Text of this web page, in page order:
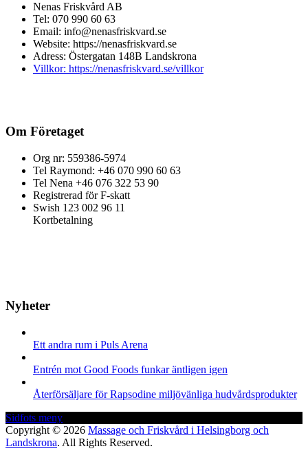
Nenas Friskvård AB
Tel: 070 990 60 63
Email: info@nenasfriskvard.se
Website: https://nenasfriskvard.se
Adress: Östergatan 148B Landskrona
Villkor: https://nenasfriskvard.se/villkor
Om Företaget
Org nr: 559386-5974
Tel Raymond: +46 070 990 60 63
Tel Nena +46 076 322 53 90
Registrerad för F-skatt
Swish 123 002 96 11
Kortbetalning
Nyheter
Ett andra rum i Puls Arena
Entrén mot Good Foods funkar äntligen igen
Återförsäljare för Rapsodine miljövänliga hudvårdsprodukter
Sidfots meny
Sidfotsmeny
Copyright © 2026 Massage och Friskvård i Helsingborg och
Landskrona. All Rights Reserved.